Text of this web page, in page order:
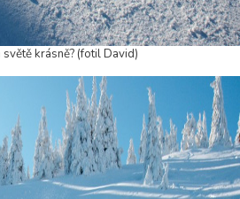
světě krásně? (fotil David)